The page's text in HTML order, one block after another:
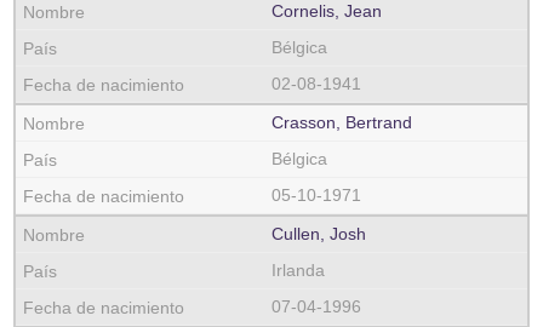
Cornelis, Jean
Bélgica
02-08-1941
Crasson, Bertrand
Bélgica
05-10-1971
Cullen, Josh
Irlanda
07-04-1996